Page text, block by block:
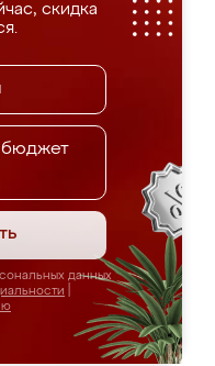
скидка
данных